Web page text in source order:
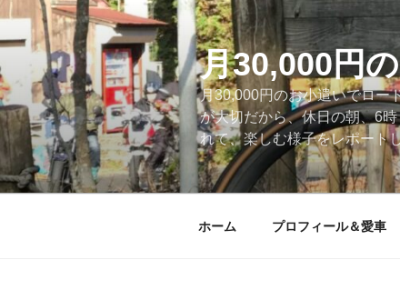
コ
テ
ン
ツ
へ
ス
キ
ッ
月30,000円
月30,000円のお小遣いでロー
が大切だから、休日の朝、6
れて、楽しむ様子をレポート
ホーム プロフィール＆愛車